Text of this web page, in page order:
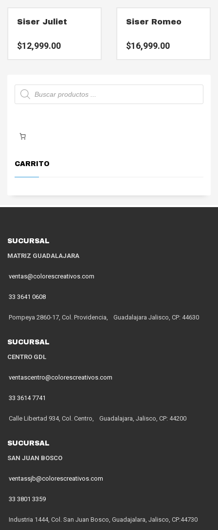
Siser Juliet
$12,999.00
Siser Romeo
$16,999.00
Búsqueda
de
productos
CARRITO
SUCURSAL
MATRIZ GUADALAJARA
ventas@colorescreativos.com
33 3641 0608
Pompeya 2860-17, Col. Providencia, Guadalajara Jalisco, CP: 44630
SUCURSAL
CENTRO GDL
ventascentro@colorescreativos.com
33 3614 7741
Calle Libertad 934, Col. Centro, Guadalajara, Jalisco, CP: 44200
SUCURSAL
SAN JUAN BOSCO
ventassjb@colorescreativos.com
33 3801 3359
Industria 1444, Col. San Juan Bosco, Guadajalara, Jalisco, CP:44730